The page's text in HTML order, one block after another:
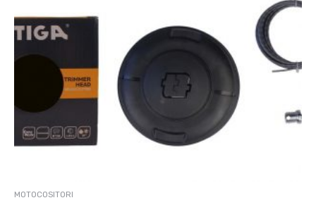
MOTOCOSITORI